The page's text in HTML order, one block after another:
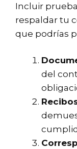
Incluir
respaldar tu
que podrías
del